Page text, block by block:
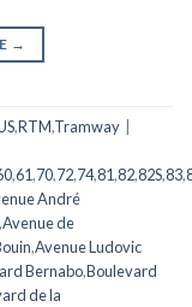
→
,RTM,Tramway
,61,70,72,74,81,82,82S,83,
André
,Avenue de
,Avenue Ludovic
Bernabo,Boulevard
de la